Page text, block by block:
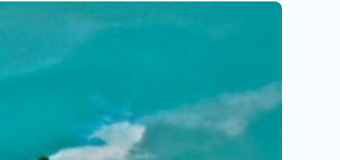
სასტუმრო ოქროს საწმისი
ფასი შეთანხმებით